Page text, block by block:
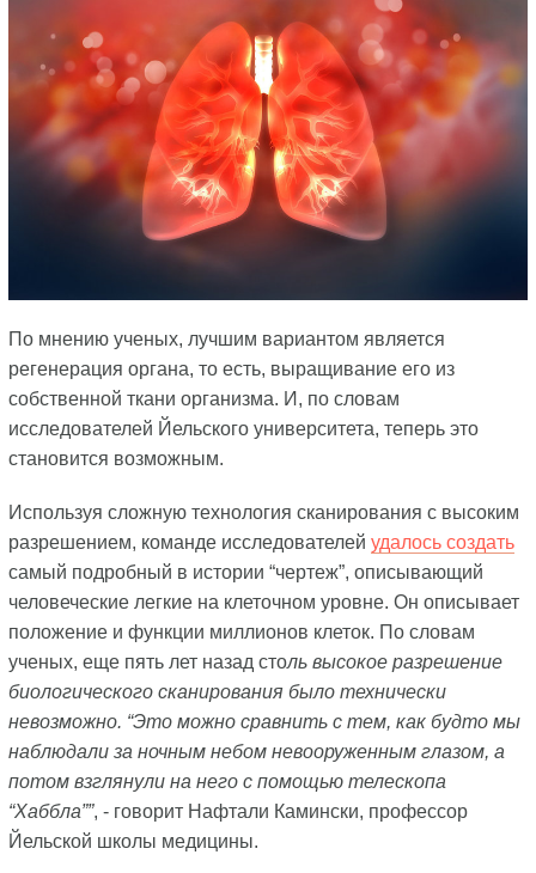
По мнению ученых, лучшим вариантом является
регенерация органа, то есть, выращивание его из
собственной ткани организма. И, по словам
исследователей Йельского университета, теперь это
становится возможным.
Используя сложную технология сканирования с высоким
разрешением, команде исследователей удалось создать
самый подробный в истории “чертеж”, описывающий
человеческие легкие на клеточном уровне. Он описывает
положение и функции миллионов клеток. По словам
ученых, еще пять лет назад столь высокое разрешение
биологического сканирования было технически
невозможно. “Это можно сравнить с тем, как будто мы
наблюдали за ночным небом невооруженным глазом, а
потом взглянули на него с помощью телескопа
“Хаббла””, - говорит Нафтали Камински, профессор
Йельской школы медицины.